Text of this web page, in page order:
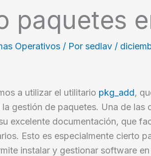
paquetes
Operativos / Por sedlav /
a utilizar el utilitario pkg_add,
gestión de paquetes. Una de las
excelente documentación, que
Esto es especialmente cierto
instalar y gestionar software en